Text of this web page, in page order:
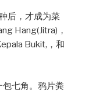
后，才成为菜
Hang(Jitra)，
Bukit,，和
七角。鸦片粪